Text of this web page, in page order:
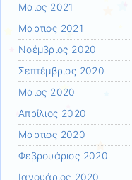
Μάιος 2021
Μάρτιος 2021
Νοέμβριος 2020
Σεπτέμβριος 2020
Μάιος 2020
Απρίλιος 2020
Μάρτιος 2020
Φεβρουάριος 2020
Ιανουάριος 2020